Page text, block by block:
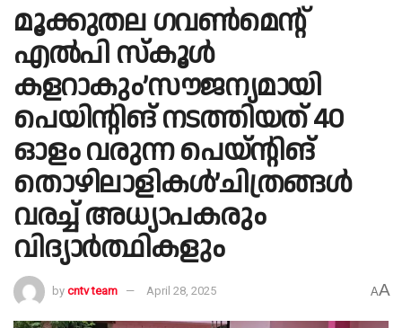
മൂക്കുതല ഗവണ്‍മെന്റ്
എല്‍പി സ്കൂള്‍
കളറാകും’സൗജന്യമായി
പെയിന്റിങ് നടത്തിയത് 40
ഓളം വരുന്ന പെയ്ന്റിങ്
തൊഴിലാളികള്‍’ചിത്രങ്ങള്‍
വരച്ച് അധ്യാപകരും
വിദ്യാര്‍ത്ഥികളും
by cntv team April 28, 2025 AA